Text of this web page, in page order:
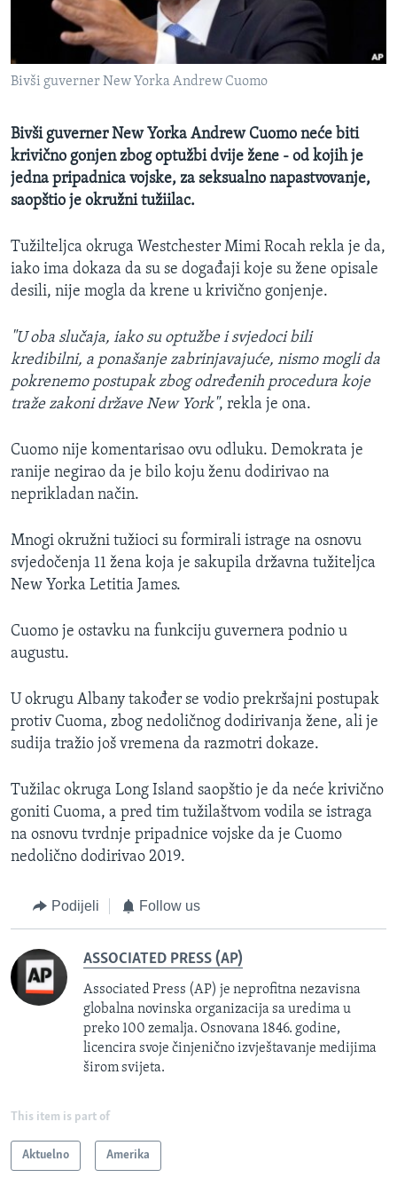
MAGAZIN
O GLASU AMERIKE
PRATITE NAS
Bivši guverner New Yorka Andrew Cuomo
Bivši guverner New Yorka Andrew Cuomo neće biti
krivično gonjen zbog optužbi dvije žene - od kojih je
jedna pripadnica vojske, za seksualno napastvovanje,
saopštio je okružni tužiilac.
Tužilteljca okruga Westchester​ Mimi Rocah​ rekla je da,
iako ima dokaza da su se događaji koje su žene opisale
desili, nije mogla da krene u krivično gonjenje.
"U oba slučaja, iako su optužbe i svjedoci bili
kredibilni, a ponašanje zabrinjavajuće, nismo mogli da
pokrenemo postupak zbog određenih procedura koje
traže zakoni države New York", rekla je ona.
Cuomo nije komentarisao ovu odluku. Demokrata je
ranije negirao da je bilo koju ženu dodirivao na
neprikladan način.
Mnogi okružni tužioci su formirali istrage na osnovu
svjedočenja 11 žena koja je sakupila državna tužiteljca
New Yorka Letitia James​.
Cuomo je ostavku na funkciju guvernera podnio u
augustu.
U okrugu Albany također se vodio prekršajni postupak
protiv Cuoma, zbog nedoličnog dodirivanja žene, ali je
sudija tražio još vremena da razmotri dokaze.
Tužilac okruga Long Island saopštio je da neće krivično
goniti Cuoma, a pred tim tužilaštvom vodila se istraga
na osnovu tvrdnje pripadnice vojske da je Cuomo
nedolično dodirivao 2019.
Podijeli Follow us
ASSOCIATED PRESS (AP)
Associated Press (AP) je neprofitna nezavisna
globalna novinska organizacija sa uredima u
preko 100 zemalja. Osnovana 1846. godine,
licencira svoje činjenično izvještavanje medijima
širom svijeta.
This item is part of
Aktuelno Amerika